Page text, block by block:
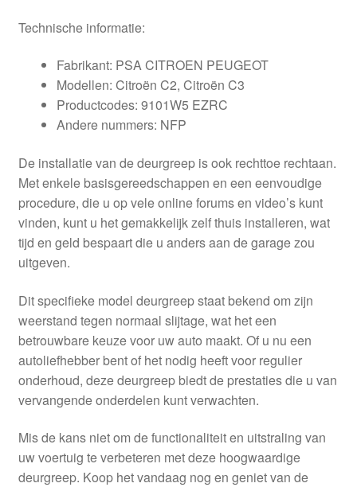
Technische informatie:
Fabrikant: PSA CITROEN PEUGEOT
Modellen: Citroën C2, Citroën C3
Productcodes: 9101W5 EZRC
Andere nummers: NFP
De installatie van de deurgreep is ook rechttoe rechtaan.
Met enkele basisgereedschappen en een eenvoudige
procedure, die u op vele online forums en video’s kunt
vinden, kunt u het gemakkelijk zelf thuis installeren, wat
tijd en geld bespaart die u anders aan de garage zou
uitgeven.
Dit specifieke model deurgreep staat bekend om zijn
weerstand tegen normaal slijtage, wat het een
betrouwbare keuze voor uw auto maakt. Of u nu een
autoliefhebber bent of het nodig heeft voor regulier
onderhoud, deze deurgreep biedt de prestaties die u van
vervangende onderdelen kunt verwachten.
Mis de kans niet om de functionaliteit en uitstraling van
uw voertuig te verbeteren met deze hoogwaardige
deurgreep. Koop het vandaag nog en geniet van de